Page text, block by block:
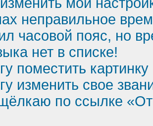
неправильное
часовой пояс, но
нет в списке!
поместить
изменить свое
по ссылке